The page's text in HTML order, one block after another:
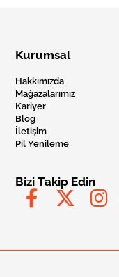
Kurumsal
Hakkımızda
Mağazalarımız
Kariyer
Blog
İletişim
Pil Yenileme
Bizi Takip Edin